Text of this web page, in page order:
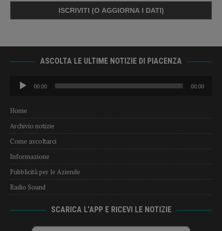
ASCOLTA LE ULTIME NOTIZIE DI PIACENZA
Audio
Player
00:00 00:00
Home
Archivio notizie
Come ascoltarci
Informazione
Pubblicità per le Aziende
Radio Sound
SCARICA L’APP E RICEVI LE NOTIZIE